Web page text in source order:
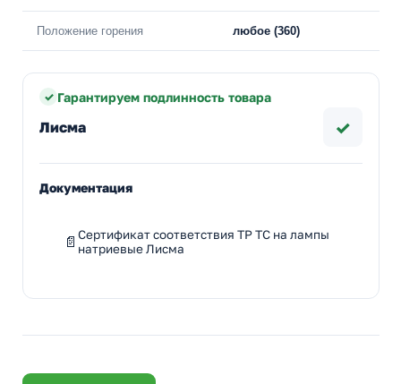
Положение горения любое (360)
Гарантируем подлинность товара
Лисма ✓
Документация
Сертификат соответствия ТР ТС на лампы
натриевые Лисма